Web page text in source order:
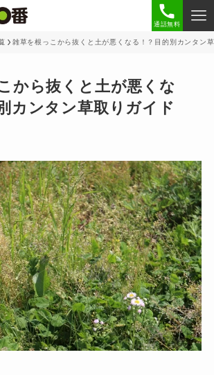
通話無料
雑草を根っこから抜くと土が悪くなる！？目的別カンタン
から抜くと土が悪くな
カンタン草取りガイド